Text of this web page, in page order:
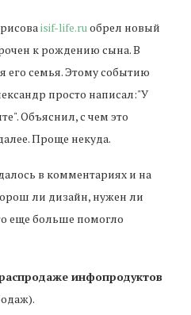
isif-life.ruобрел новый
к рождению сына. В
его семья. Этому событию
просто написал:"У
Объяснил, с чем это
Проще некуда.
в комментариях и на
ли дизайн, нужен ли
еще больше помогло
инфопродуктов